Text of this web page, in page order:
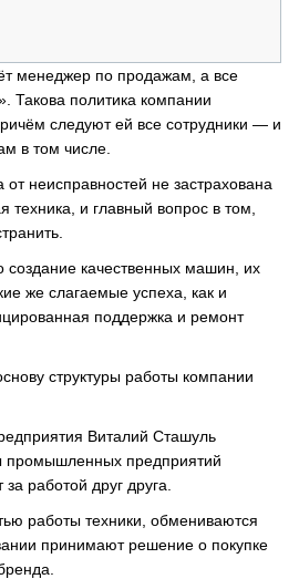
менеджер по продажам, а все
Такова политика компании
следуют ей все сотрудники — и
в том числе.
от неисправностей не застрахована
и главный вопрос в том,
создание качественных машин, их
же слагаемые успеха, как и
поддержка и ремонт
структуры работы компании
Виталий Сташуль
промышленных предприятий
работой друг друга.
работы техники, обмениваются
принимают решение о покупке